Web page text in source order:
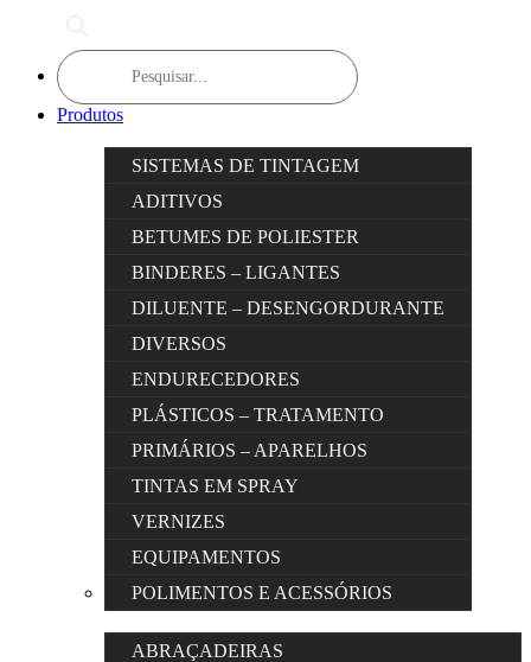
Products
search
Produtos
SISTEMAS DE TINTAGEM
ADITIVOS
BETUMES DE POLIESTER
BINDERES – LIGANTES
DILUENTE – DESENGORDURANTE
DIVERSOS
ENDURECEDORES
PLÁSTICOS – TRATAMENTO
PRIMÁRIOS – APARELHOS
TINTAS EM SPRAY
VERNIZES
EQUIPAMENTOS
POLIMENTOS E ACESSÓRIOS
ABRAÇADEIRAS